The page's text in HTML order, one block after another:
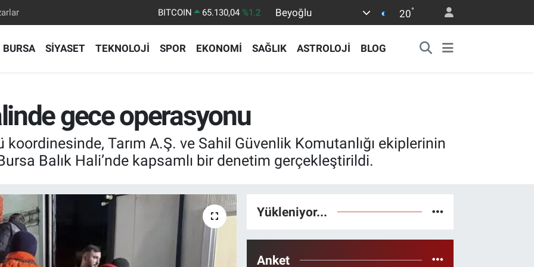
DOLAR 47,7436 %0.18
STERLİN
64,4811 %0.38
BITCOIN
65.130,04 %1.2
Beyoğlu 20°
BURSA SİYASET TEKNOLOJİ SPOR EKONOMİ SAĞLIK ASTROLOJİ BLOG
gece operasyonu
koordinesinde, Tarım A.Ş. ve Sahil Güvenlik Komutanlığı ekiplerinin
Balık Hali’nde kapsamlı bir denetim gerçekleştirildi.
Yükleniyor...
Anket